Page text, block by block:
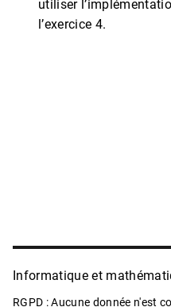
utiliser
l’exercice 4.
Informatique et
RGPD : Aucune donnée n'est